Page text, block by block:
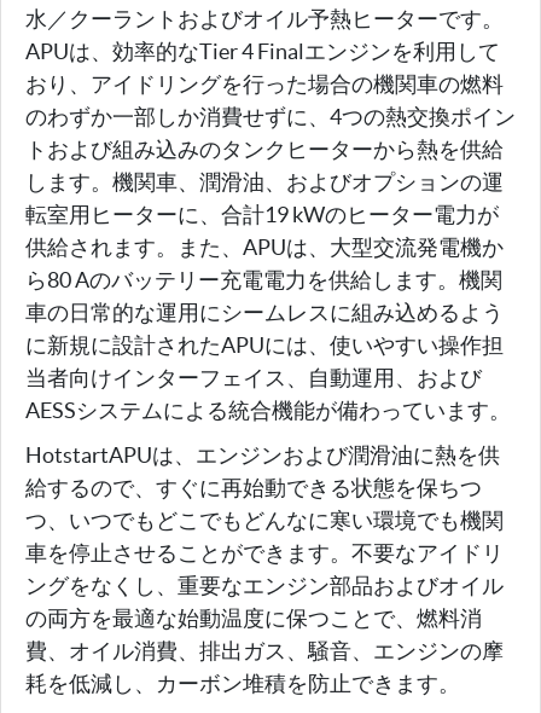
水／クーラントおよびオイル予熱ヒーターです。
APUは、効率的なTier 4 Finalエンジンを利用して
おり、アイドリングを行った場合の機関車の燃料
のわずか一部しか消費せずに、4つの熱交換ポイン
トおよび組み込みのタンクヒーターから熱を供給
します。機関車、潤滑油、およびオプションの運
転室用ヒーターに、合計19 kWのヒーター電力が
供給されます。また、APUは、大型交流発電機か
ら80 Aのバッテリー充電電力を供給します。機関
車の日常的な運用にシームレスに組み込めるよう
に新規に設計されたAPUには、使いやすい操作担
当者向けインターフェイス、自動運用、および
AESSシステムによる統合機能が備わっています。
HotstartAPUは、エンジンおよび潤滑油に熱を供
給するので、すぐに再始動できる状態を保ちつ
つ、いつでもどこでもどんなに寒い環境でも機関
車を停止させることができます。不要なアイドリ
ングをなくし、重要なエンジン部品およびオイル
の両方を最適な始動温度に保つことで、燃料消
費、オイル消費、排出ガス、騒音、エンジンの摩
耗を低減し、カーボン堆積を防止できます。